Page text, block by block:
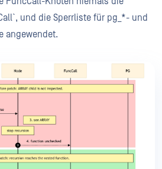
und die Sperrliste für pg_*- und
angewendet.